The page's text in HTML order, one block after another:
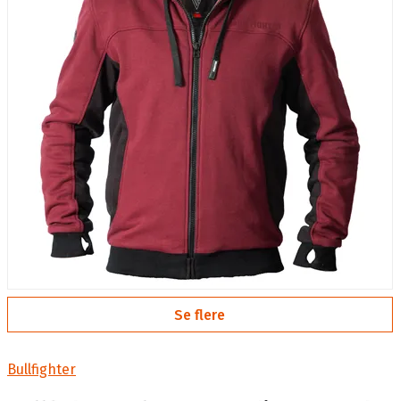
Se flere
Bullfighter